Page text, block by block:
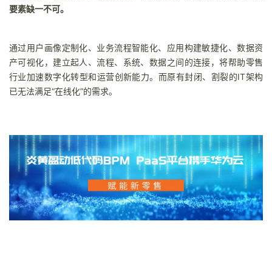
博
的
坛
我
圈
子
的
直
我
的
动
我
关
注
的
开
发
我
的
Programs
我
的
要素缺一不可。
通过用户画像定制化、业务流程智能化、应用构建敏捷化、数据资
产可视化，建立起人、流程、系统、数据之间的连接，将帮助零售
行业加速数字化转型和运营创新能力。而原有封闭、割裂的IT架构
已无法满足“在线化”的需求。